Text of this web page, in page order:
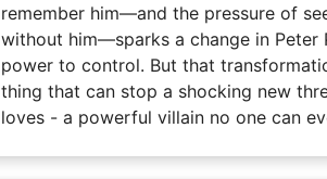
remember him—and the pressure of
without him—sparks a change in Peter
power to control. But that
thing that can stop a shocking new
loves - a powerful villain no one can